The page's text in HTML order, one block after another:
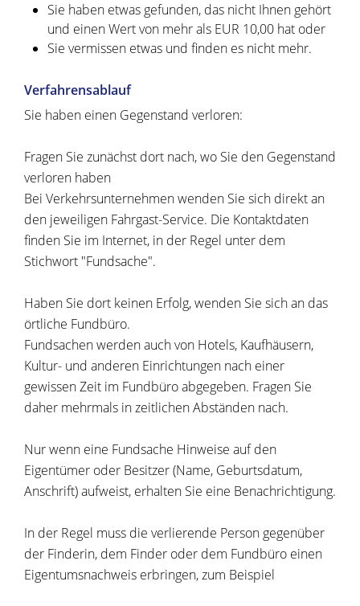
Sie haben etwas gefunden, das nicht Ihnen gehört
und einen Wert von mehr als EUR 10,00 hat oder
Sie vermissen etwas und finden es nicht mehr.
Verfahrensablauf
Sie haben einen Gegenstand verloren:
Fragen Sie zunächst dort nach, wo Sie den Gegenstand
verloren haben
Bei Verkehrsunternehmen wenden Sie sich direkt an
den jeweiligen Fahrgast-Service. Die Kontaktdaten
finden Sie im Internet, in der Regel unter dem
Stichwort "Fundsache".
Haben Sie dort keinen Erfolg, wenden Sie sich an das
örtliche Fundbüro.
Fundsachen werden auch von Hotels, Kaufhäusern,
Kultur- und anderen Einrichtungen nach einer
gewissen Zeit im Fundbüro abgegeben. Fragen Sie
daher mehrmals in zeitlichen Abständen nach.
Nur wenn eine Fundsache Hinweise auf den
Eigentümer oder Besitzer (Name, Geburtsdatum,
Anschrift) aufweist, erhalten Sie eine Benachrichtigung.
In der Regel muss die verlierende Person gegenüber
der Finderin, dem Finder oder dem Fundbüro einen
Eigentumsnachweis erbringen, zum Beispiel